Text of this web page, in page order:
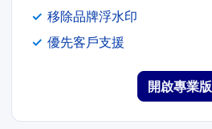
移除品牌浮水印
優先客戶支援
開啟專業版